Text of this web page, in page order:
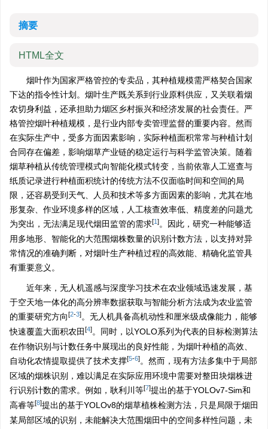
摘要
HTML全文
烟叶作为国家严格管控的专卖品，其种植规模需严格契合国家
下达的指令性计划。烟叶生产既关系到行业原料供应，又关联着烟
农切身利益，还承担助力烟区乡村振兴和经济发展的社会责任。严
格管控烟叶种植规模，是行业内部专卖管理监督的重要内容。然而
在实际生产中，受多方面因素影响，实际种植面积常常与种植计划
合同存在偏差，影响烟草产业链的稳定运行与科学监管决策。随着
烟草种植从传统管理模式向智能化模式转变，当前依靠人工巡查与
纸质记录进行种植面积统计的传统方法不仅面临时间和空间的局
限，还容易受到天气、人员和技术等多方面因素的影响，尤其在地
形复杂、作业环境多样的区域，人工核查效率低、精度差的问题尤
为突出，无法满足现代烟田监管的需求[1]。因此，研究一种能够适
用多地形、智能化的大范围烟株数量的识别计数方法，以支持对异
常情况的准确判断，对烟叶生产种植过程的高效能、精确化监管具
有重要意义。
近年来，无人机遥感与深度学习技术在农业领域迅速发展，基
于空天地一体化的高分辨率数据获取与智能分析方法成为农业监管
的重要研究方向[2-3]。无人机具备高机动性和厘米级成像能力，能够
快速覆盖大面积农田 [4]。同时，以YOLO系列为代表的目标检测算法
在作物识别与计数任务中展现出的良好性能，为烟叶种植的高效、
自动化农情提取提供了技术支撑[5-6]。然而，现有方法多集中于局部
区域的烟株识别，难以满足在实际应用环境中需要对整田块烟株进
行识别计数的需求。例如，耿利川等[7]提出的基于YOLOv7-Sim和
高睿等[8]提出的基于YOLOv8的烟草植株检测方法，只是局限于烟田
某局部区域的识别，未能解决大范围烟田中的空间多样性问题，未